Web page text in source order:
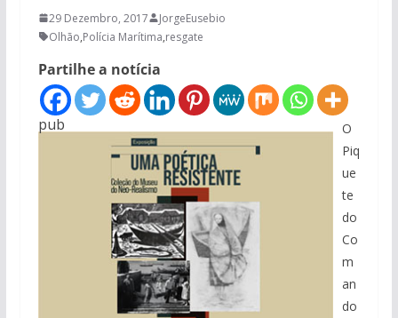
29 Dezembro, 2017
JorgeEusebio
Olhão,Polícia Marítima,resgate
Partilhe a notícia
pub
O
Piq
ue
te
do
Co
m
an
do